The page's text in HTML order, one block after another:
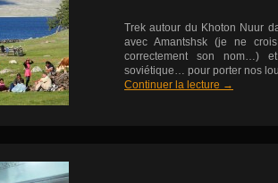
Trek autour du Khoton Nuur
avec Amantshsk (je ne
correctement son nom…)
soviétique… pour porter nos
Continuer la lecture →